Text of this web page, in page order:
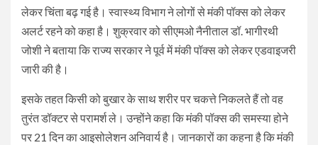
लेकर चिंता बढ़ गई है। स्वास्थ्य विभाग ने लोगों से मंकी पॉक्स को लेकर
अलर्ट रहने को कहा है। शुक्रवार को सीएमओ नैनीताल डॉ. भागीरथी
जोशी ने बताया कि राज्य सरकार ने पूर्व में मंकी पॉक्स को लेकर एडवाइजरी
जारी की है।
इसके तहत किसी को बुखार के साथ शरीर पर चकत्ते निकलते हैं तो वह
तुरंत डॉक्टर से परामर्श ले। उन्होंने कहा कि मंकी पॉक्स की समस्या होने
पर 21 दिन का आइसोलेशन अनिवार्य है। जानकारों का कहना है कि मंकी